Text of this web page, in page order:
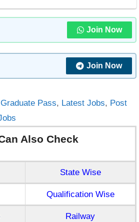
Join Now
Join Now
Graduate Pass, Latest Jobs, Post
Also Check
State Wise
Qualification Wise
Railway